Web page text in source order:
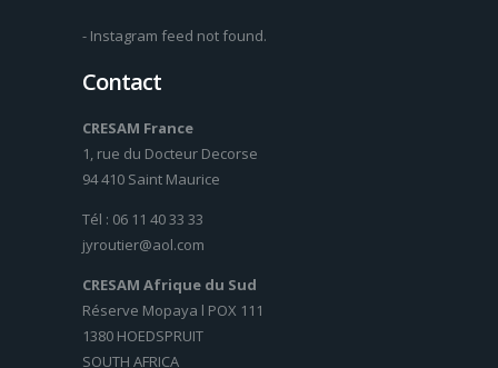
- Instagram feed not found.
Contact
CRESAM France
1, rue du Docteur Decorse
94 410 Saint Maurice
Tél : 06 11 40 33 33
jyroutier@aol.com
CRESAM Afrique du Sud
Réserve Mopaya l POX 111
1380 HOEDSPRUIT
SOUTH AFRICA